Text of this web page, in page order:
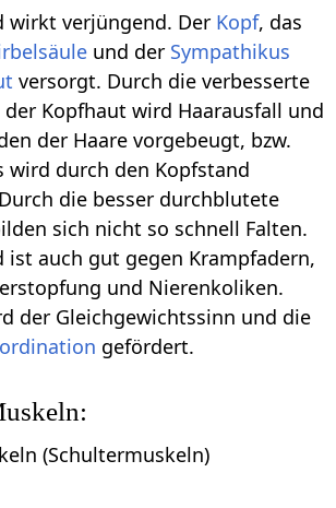
wirkt verjüngend. Der Kopf, das
und der Sympathikus
versorgt. Durch die verbesserte
Kopfhaut wird Haarausfall und
der Haare vorgebeugt, bzw.
wird durch den Kopfstand
die besser durchblutete
sich nicht so schnell Falten.
ist auch gut gegen Krampfadern,
und Nierenkoliken.
der Gleichgewichtssinn und die
gefördert.
(Schultermuskeln)